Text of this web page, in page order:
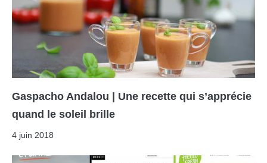
Gaspacho Andalou | Une recette qui s’apprécie
quand le soleil brille
4 juin 2018